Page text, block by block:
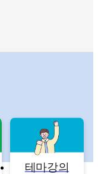
테마강의